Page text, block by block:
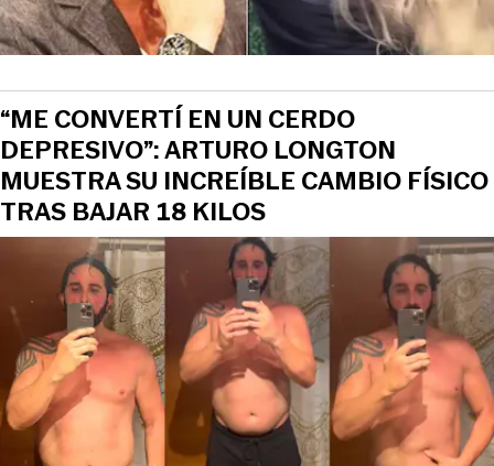
“ME CONVERTÍ EN UN CERDO
DEPRESIVO”: ARTURO LONGTON
MUESTRA SU INCREÍBLE CAMBIO FÍSICO
TRAS BAJAR 18 KILOS